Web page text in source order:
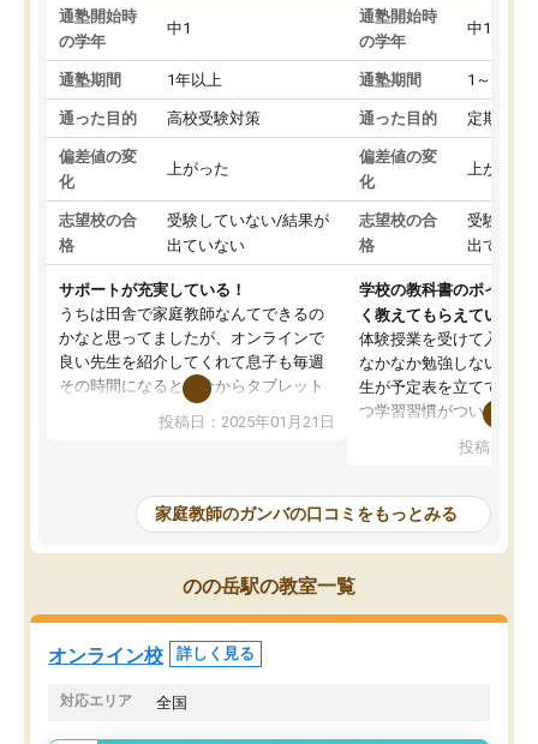
通塾開始時
の学年
中1
通塾期間 1年以上
通った目的 高校受験対策
偏差値の変
化
上がった
志望校の合
格
受験していない/結果が
出ていない
サポートが充実している！
うちは田舎で家庭教師なんてできるの
かなと思ってましたが、オンラインで
良い先生を紹介してくれて息子も毎週
その時間になると自分からタブレット
を開いてzoomを繋げるようになりまし
た！5科目なんでもOKなのもとても気
めて1年ほどだった今では平均点以上の
科目が増えてきました！あと1年受験ま
であるので無料の週末教室を使用しな
がら頑張って欲しいと思います！
投稿日：2025年01月21日
通塾開始時
の学年
中1
通塾期間 1～3ヵ月
通った目的 定期テス
偏差値の変
化
上がった
志望校の合
格
受験して
出ていな
学校の教科書のポイント
く教えてもらえている
体験授業を受けて入塾し
なかなか勉強しない息子
生が予定表を立ててくれ
つ学習習慣がついてきま
指導が無い日も予定表
問できるのでとても助か
投稿日：
家庭教師のガンバの口コミをもっとみる
のの岳駅の教室一覧
オンライン校 詳しく見る
対応エリア 全国